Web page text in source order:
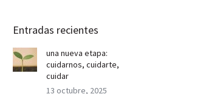
Entradas recientes
una nueva etapa:
cuidarnos, cuidarte,
cuidar
13 octubre, 2025